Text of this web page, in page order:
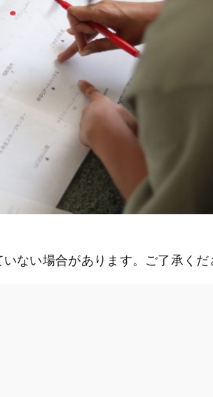
ない場合があります。ご了承くだ